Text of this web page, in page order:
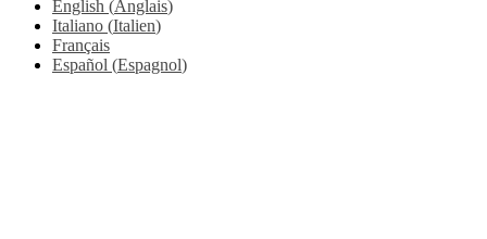
English (Anglais)
Italiano (Italien)
Français
Español (Espagnol)